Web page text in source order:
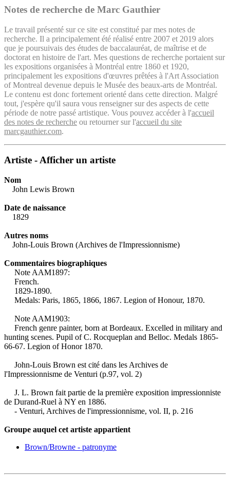
Notes de recherche de Marc Gauthier
Le travail présenté sur ce site est constitué par mes notes de
recherche. Il a principalement été réalisé entre 2007 et 2019 alors
que je poursuivais des études de baccalauréat, de maîtrise et de
doctorat en histoire de l'art. Mes questions de recherche portaient sur
les expositions organisées à Montréal entre 1860 et 1920,
principalement les expositions d'œuvres prêtées à l'Art Association
of Montreal devenue depuis le Musée des beaux-arts de Montréal.
Le contenu est donc fortement orienté dans cette direction. Malgré
tout, j'espère qu'il saura vous renseigner sur des aspects de cette
période de notre passé artistique. Vous pouvez accéder à l'accueil
des notes de recherche ou retourner sur l'accueil du site
marcgauthier.com.
Artiste - Afficher un artiste
Nom
John Lewis Brown
Date de naissance
1829
Autres noms
John-Louis Brown (Archives de l'Impressionnisme)
Commentaires biographiques
Note AAM1897:
French.
1829-1890.
Medals: Paris, 1865, 1866, 1867. Legion of Honour, 1870.
Note AAM1903:
French genre painter, born at Bordeaux. Excelled in military and
hunting scenes. Pupil of C. Rocqueplan and Belloc. Medals 1865-
66-67. Legion of Honor 1870.
John-Louis Brown est cité dans les Archives de
l'Impressionnisme de Venturi (p.97, vol. 2)
J. L. Brown fait partie de la première exposition impressionniste
de Durand-Ruel à NY en 1886.
- Venturi, Archives de l'impressionnisme, vol. II, p. 216
Groupe auquel cet artiste appartient
Brown/Browne - patronyme